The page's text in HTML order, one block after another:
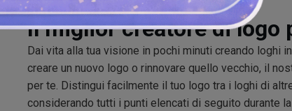
Il miglior creatore di logo
Dai vita alla tua visione in pochi minuti creando loghi
creare un nuovo logo o rinnovare quello vecchio, il
per te. Distingui facilmente il tuo logo tra i loghi di
considerando tutti i punti elencati di seguito durante